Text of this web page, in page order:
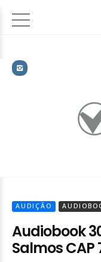
AUDIÇÃO
Audiobook
Salmos CAP